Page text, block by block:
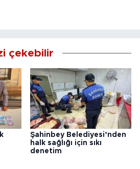
çekebilir
Şahinbey Belediyesi’nden
halk sağlığı için sıkı
denetim